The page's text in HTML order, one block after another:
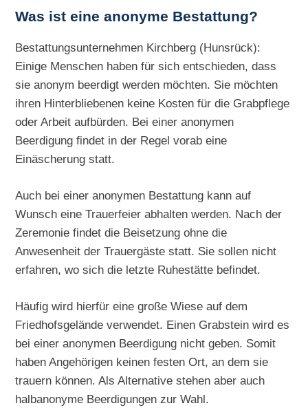
Was ist eine anonyme Bestattung?
Bestattungsunternehmen Kirchberg (Hunsrück):
Einige Menschen haben für sich entschieden, dass
sie anonym beerdigt werden möchten. Sie möchten
ihren Hinterbliebenen keine Kosten für die Grabpflege
oder Arbeit aufbürden. Bei einer anonymen
Beerdigung findet in der Regel vorab eine
Einäscherung statt.
Auch bei einer anonymen Bestattung kann auf
Wunsch eine Trauerfeier abhalten werden. Nach der
Zeremonie findet die Beisetzung ohne die
Anwesenheit der Trauergäste statt. Sie sollen nicht
erfahren, wo sich die letzte Ruhestätte befindet.
Häufig wird hierfür eine große Wiese auf dem
Friedhofsgelände verwendet. Einen Grabstein wird es
bei einer anonymen Beerdigung nicht geben. Somit
haben Angehörigen keinen festen Ort, an dem sie
trauern können. Als Alternative stehen aber auch
halbanonyme Beerdigungen zur Wahl.